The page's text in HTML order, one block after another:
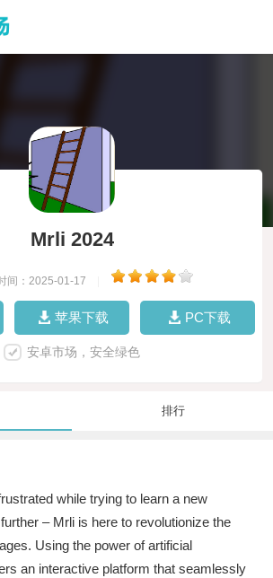
Mrli 2024
间：2025-01-17
苹果下载 PC下载
安卓市场，安全绿色
排行
while trying to learn a new
– Mrli is here to revolutionize the
Using the power of artificial
an interactive platform that seamlessly